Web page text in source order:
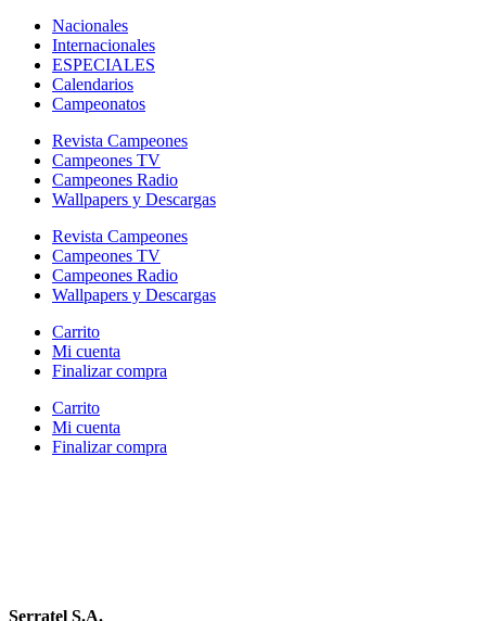
Nacionales
Internacionales
ESPECIALES
Calendarios
Campeonatos
Revista Campeones
Campeones TV
Campeones Radio
Wallpapers y Descargas
Revista Campeones
Campeones TV
Campeones Radio
Wallpapers y Descargas
Carrito
Mi cuenta
Finalizar compra
Carrito
Mi cuenta
Finalizar compra
Serratel S.A.